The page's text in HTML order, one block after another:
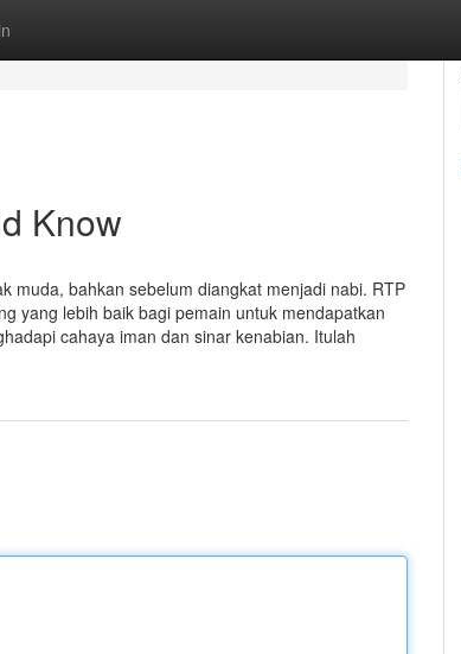
Know
muda, bahkan sebelum diangkat menjadi nabi. RTP
yang lebih baik bagi pemain untuk mendapatkan
cahaya iman dan sinar kenabian. Itulah